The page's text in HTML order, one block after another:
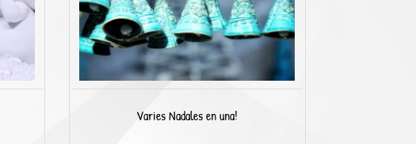
Varies Nadales en una!